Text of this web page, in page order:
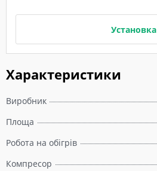
Характеристики
Виробник
Площа
Робота на обігрів
Компресор
Установка